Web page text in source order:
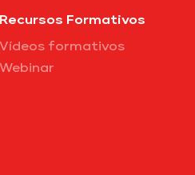
Recursos Formativos
Vídeos formativos
Webinar